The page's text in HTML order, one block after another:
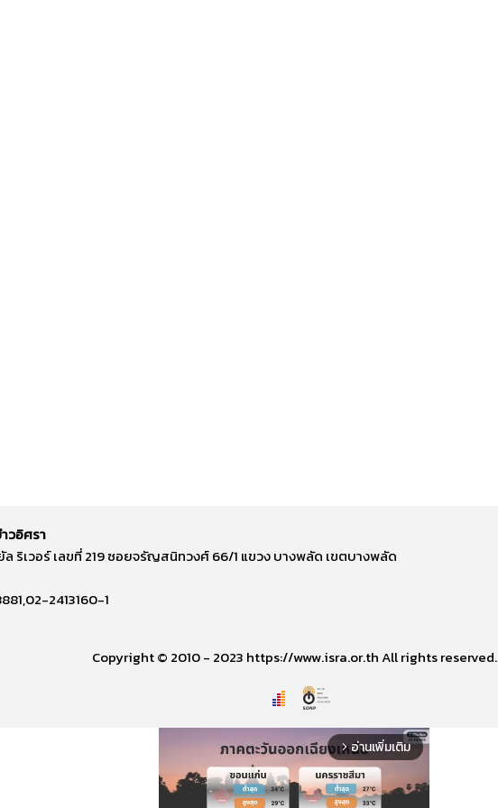
วอิศรา
ล ริเวอร์ เลขที่ 219 ซอยจรัญสนิทวงศ์ 66/1 แขวง บางพลัด เขตบางพลัด
2413160-1
Copyright © 2010 - 2023 https://www.isra.or.th All rights reserved.
arrow_forward_ios อ่านเพิ่มเติม